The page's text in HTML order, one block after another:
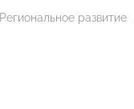
Региональное развитие